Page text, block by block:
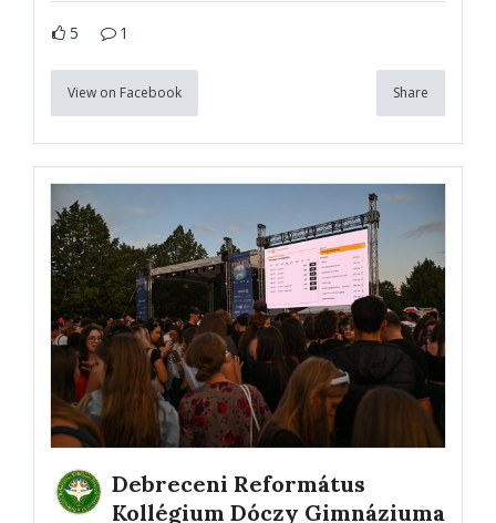
5 1
View on Facebook Share
Debreceni Református
Kollégium Dóczy Gimnáziuma